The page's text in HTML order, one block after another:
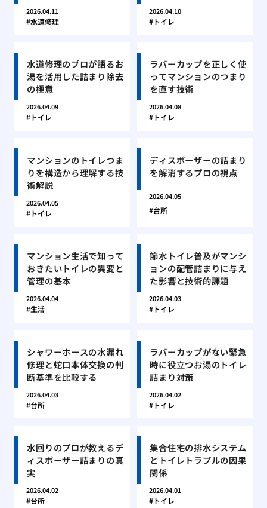
2026.04.11
水道修理
2026.04.10
トイレ
水道修理のプロが語るお
湯を活用した詰まり除去
の極意
2026.04.09
トイレ
ラバーカップを正しく使
ってマンションのつまり
を直す技術
2026.04.08
トイレ
マンションのトイレつま
りを構造から理解する技
術解説
2026.04.05
トイレ
ディスポーザーの詰まり
を解消するプロの視点
2026.04.05
台所
マンション生活で知って
おきたいトイレの異変と
管理の基本
2026.04.04
生活
節水トイレ普及がマンシ
ョンの配管詰まりに与え
た影響と技術的課題
2026.04.03
トイレ
シャワーホースの水漏れ
修理と蛇口本体交換の判
断基準を比較する
2026.04.03
台所
ラバーカップがない緊急
時に役立つお湯のトイレ
詰まり対策
2026.04.02
トイレ
水回りのプロが教えるデ
ィスポーザー詰まりの真
実
2026.04.02
台所
集合住宅の排水システム
とトイレトラブルの因果
関係
2026.04.01
トイレ